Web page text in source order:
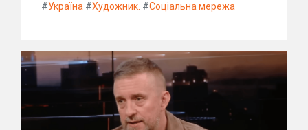
#Україна #Художник. #Соціальна мережа